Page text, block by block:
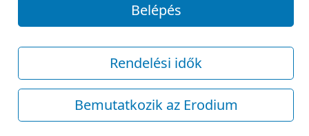
Belépés
Rendelési idők
Bemutatkozik az Erodium